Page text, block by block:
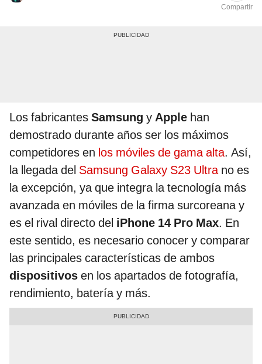
Compartir
Los fabricantes Samsung y Apple han
demostrado durante años ser los máximos
competidores en los móviles de gama alta. Así,
la llegada del Samsung Galaxy S23 Ultrano es
la excepción, ya que integra la tecnología más
avanzada en móviles de la firma surcoreana y
es el rival directo del iPhone 14 Pro Max. En
este sentido, es necesario conocer y comparar
las principales características de ambos
dispositivos en los apartados de fotografía,
rendimiento, batería y más.